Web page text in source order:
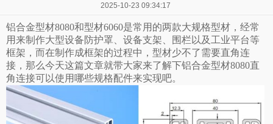
2025-10-23 09:34:17
铝合金型材8080和型材6060是常用的两款大规格型材，经常
用来制作大型设备防护罩、设备支架、围栏以及工业平台等
框架，而在制作成框架的过程中，型材少不了需要直角连
接，那么今天这篇文章就带大家来了解下铝合金型材8080直
角连接可以使用哪些规格配件来实现吧。